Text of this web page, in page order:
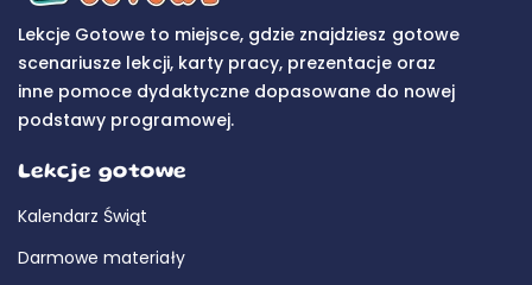
Lekcje Gotowe to miejsce, gdzie znajdziesz gotowe
scenariusze lekcji, karty pracy, prezentacje oraz
inne pomoce dydaktyczne dopasowane do nowej
podstawy programowej.
Lekcje gotowe
Kalendarz Świąt
Darmowe materiały